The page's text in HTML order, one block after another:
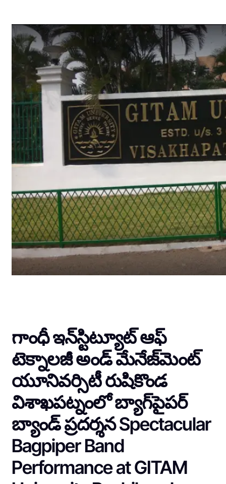
గాంధీ ఇన్‌స్టిట్యూట్ ఆఫ్
టెక్నాలజీ అండ్ మేనేజ్‌మెంట్
యూనివర్సిటీ రుషికొండ
విశాఖపట్నంలో బ్యాగ్‌పైపర్
బ్యాండ్ ప్రదర్శన Spectacular
Bagpiper Band
Performance at GITAM